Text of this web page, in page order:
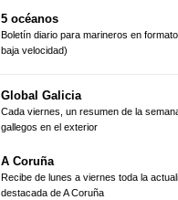
5 océanos
Boletín diario para marineros en
baja velocidad)
Global Galicia
Cada viernes, un resumen de la
gallegos en el exterior
A Coruña
Recibe de lunes a viernes toda la
destacada de A Coruña